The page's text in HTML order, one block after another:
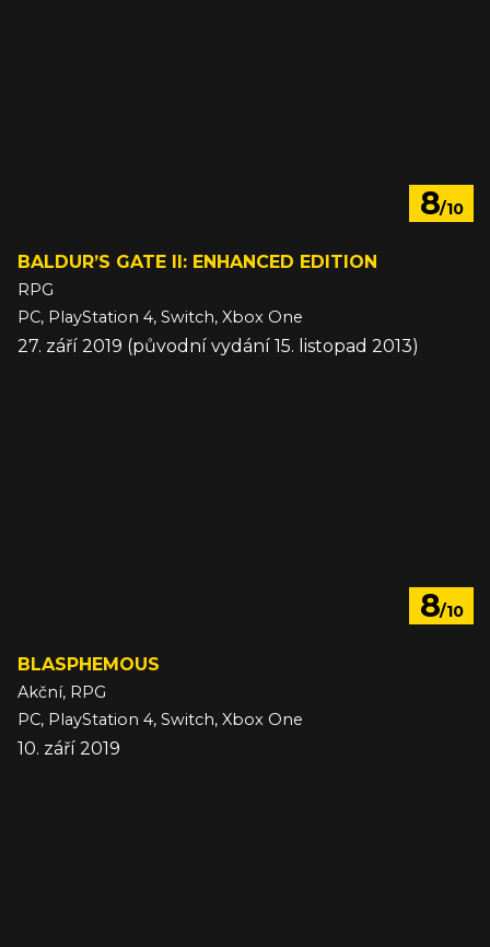
8/10
BALDUR’S GATE II: ENHANCED EDITION
RPG
PC, PlayStation 4, Switch, Xbox One
27. září 2019 (původní vydání 15. listopad 2013)
8/10
BLASPHEMOUS
Akční, RPG
PC, PlayStation 4, Switch, Xbox One
10. září 2019